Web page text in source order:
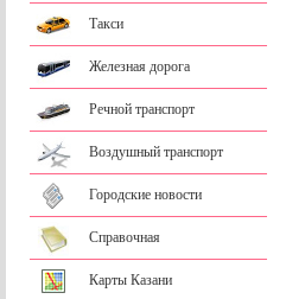
Такси
Железная дорога
Речной транспорт
Воздушный транспорт
Городские новости
Справочная
Карты Казани